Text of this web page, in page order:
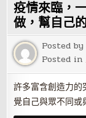
疫情來臨，
做，幫自己
Posted
Posted in
許多富含創造力
覺自己與眾不同